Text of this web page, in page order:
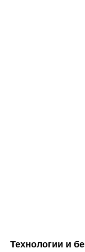
Технологии и